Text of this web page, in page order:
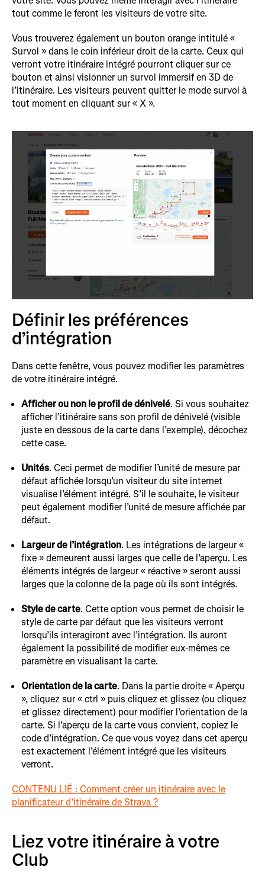
tout comme le feront les visiteurs de votre site.
Vous trouverez également un bouton orange intitulé «
Survol » dans le coin inférieur droit de la carte. Ceux qui
verront votre itinéraire intégré pourront cliquer sur ce
bouton et ainsi visionner un survol immersif en 3D de
l’itinéraire. Les visiteurs peuvent quitter le mode survol à
tout moment en cliquant sur « X ».
Définir les préférences
d’intégration
Dans cette fenêtre, vous pouvez modifier les paramètres
de votre itinéraire intégré.
Afficher ou non le profil de dénivelé. Si vous souhaitez
afficher l’itinéraire sans son profil de dénivelé (visible
juste en dessous de la carte dans l’exemple), décochez
cette case.
Unités. Ceci permet de modifier l’unité de mesure par
défaut affichée lorsqu’un visiteur du site internet
visualise l’élément intégré. S’il le souhaite, le visiteur
peut également modifier l’unité de mesure affichée par
défaut.
Largeur de l’intégration. Les intégrations de largeur «
fixe » demeurent aussi larges que celle de l’aperçu. Les
éléments intégrés de largeur « réactive » seront aussi
larges que la colonne de la page où ils sont intégrés.
Style de carte. Cette option vous permet de choisir le
style de carte par défaut que les visiteurs verront
lorsqu’ils interagiront avec l’intégration. Ils auront
également la possibilité de modifier eux-mêmes ce
paramètre en visualisant la carte.
Orientation de la carte. Dans la partie droite « Aperçu
», cliquez sur « ctrl » puis cliquez et glissez (ou cliquez
et glissez directement) pour modifier l’orientation de la
carte. Si l’aperçu de la carte vous convient, copiez le
code d’intégration. Ce que vous voyez dans cet aperçu
est exactement l’élément intégré que les visiteurs
verront.
CONTENU LIÉ : Comment créer un itinéraire avec le
planificateur d’itinéraire de Strava ?
Liez votre itinéraire à votre
Club